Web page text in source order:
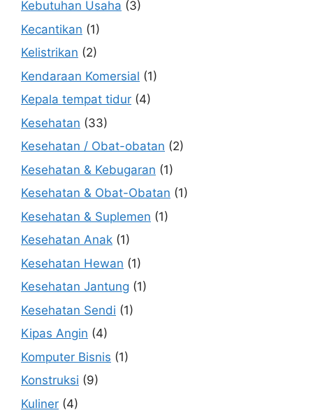
Kebutuhan Usaha (3)
Kecantikan (1)
Kelistrikan (2)
Kendaraan Komersial (1)
Kepala tempat tidur (4)
Kesehatan (33)
Kesehatan / Obat-obatan (2)
Kesehatan & Kebugaran (1)
Kesehatan & Obat-Obatan (1)
Kesehatan & Suplemen (1)
Kesehatan Anak (1)
Kesehatan Hewan (1)
Kesehatan Jantung (1)
Kesehatan Sendi (1)
Kipas Angin (4)
Komputer Bisnis (1)
Konstruksi (9)
Kuliner (4)